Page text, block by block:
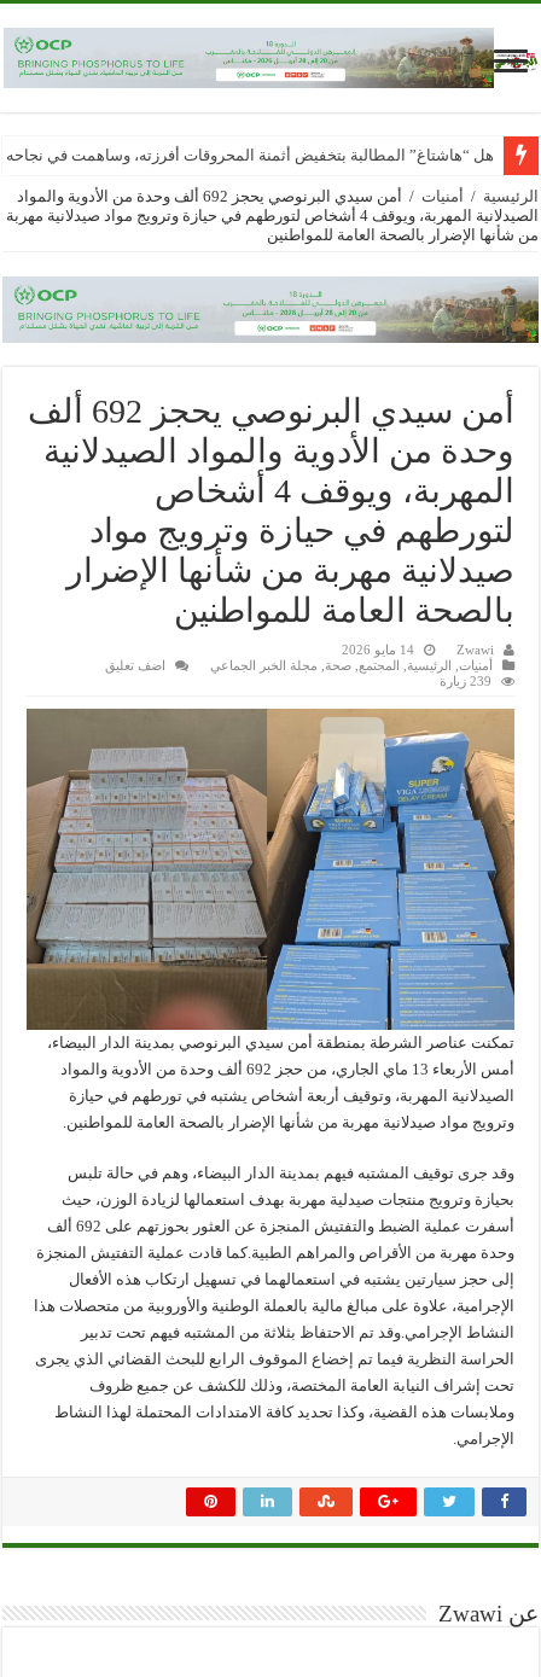
هل “هاشتاغ” المطالبة بتخفيض أثمنة المحروقات أفرزته، وساهمت في
الرئيسية / أمنيات /
أمن سيدي البرنوصي يحجز 692 ألف وحدة من الأدوية والمواد
الصيدلانية المهربة، ويوقف 4 أشخاص لتورطهم في حيازة وترويج مواد صيدلانية مهربة
من شأنها الإضرار بالصحة العامة للمواطنين
أمن سيدي البرنوصي يحجز 692 ألف
وحدة من الأدوية والمواد الصيدلانية
المهربة، ويوقف 4 أشخاص
لتورطهم في حيازة وترويج مواد
صيدلانية مهربة من شأنها الإضرار
بالصحة العامة للمواطنين
Zwawi
14 مايو 2026
أمنيات الرئيسية المجتمع ,صحة مجلة الخبر الجماعي
اضف تعليق
239 زيارة
تمكنت عناصر الشرطة بمنطقة أمن سيدي البرنوصي بمدينة الدار البيضاء،
أمس الأربعاء 13 ماي الجاري، من حجز 692 ألف وحدة من الأدوية والمواد
الصيدلانية المهربة، وتوقيف أربعة أشخاص يشتبه في تورطهم في حيازة
وترويج مواد صيدلانية مهربة من شأنها الإضرار بالصحة العامة للمواطنين.
وقد جرى توقيف المشتبه فيهم بمدينة الدار البيضاء، وهم في حالة تلبس
بحيازة وترويج منتجات صيدلية مهربة بهدف استعمالها لزيادة الوزن، حيث
أسفرت عملية الضبط والتفتيش المنجزة عن العثور بحوزتهم على 692 ألف
وحدة مهربة من الأقراص والمراهم الطبية.كما قادت عملية التفتيش المنجزة
إلى حجز سيارتين يشتبه في استعمالهما في تسهيل ارتكاب هذه الأفعال
الإجرامية، علاوة على مبالغ مالية بالعملة الوطنية والأوروبية من متحصلات هذا
النشاط الإجرامي.وقد تم الاحتفاظ بثلاثة من المشتبه فيهم تحت تدبير
الحراسة النظرية فيما تم إخضاع الموقوف الرابع للبحث القضائي الذي يجرى
تحت إشراف النيابة العامة المختصة، وذلك للكشف عن جميع ظروف
وملابسات هذه القضية، وكذا تحديد كافة الامتدادات المحتملة لهذا النشاط
الإجرامي.
عن Zwawi